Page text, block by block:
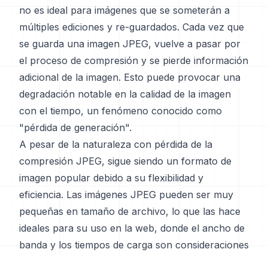
no es ideal para imágenes que se someterán a
múltiples ediciones y re-guardados. Cada vez que
se guarda una imagen JPEG, vuelve a pasar por
el proceso de compresión y se pierde información
adicional de la imagen. Esto puede provocar una
degradación notable en la calidad de la imagen
con el tiempo, un fenómeno conocido como
"pérdida de generación".
A pesar de la naturaleza con pérdida de la
compresión JPEG, sigue siendo un formato de
imagen popular debido a su flexibilidad y
eficiencia. Las imágenes JPEG pueden ser muy
pequeñas en tamaño de archivo, lo que las hace
ideales para su uso en la web, donde el ancho de
banda y los tiempos de carga son consideraciones